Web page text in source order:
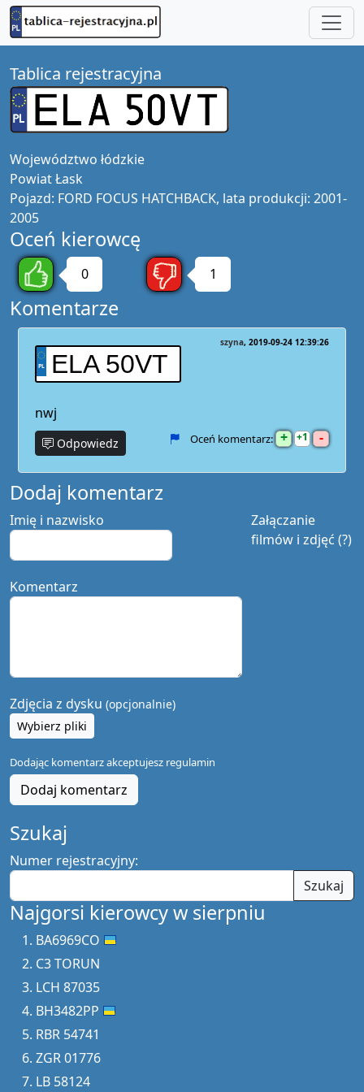
Tablica rejestracyjna
Województwo łódzkie
PowiatŁask
Pojazd: FORD FOCUS HATCHBACK, lata produkcji: 2001-
2005
Oceń kierowcę
0 1
Komentarze
ELA 50VT
szyna 2019-09-24 12:39:26
nwj
Odpowiedz Oceń komentarz: + 1 -
Dodaj komentarz
Załączanie
filmów i zdjęć (?)
Imię i nazwisko
Komentarz
Zdjęcia z dysku (opcjonalnie)
Wybierz pliki
Dodając komentarz akceptujesz regulamin
Dodaj komentarz
Szukaj
Numer rejestracyjny:
Szukaj
Najgorsi kierowcy w sierpniu
BA6969CO
C3 TORUN
LCH 87035
BH3482PP
RBR 54741
ZGR 01776
LB 58124